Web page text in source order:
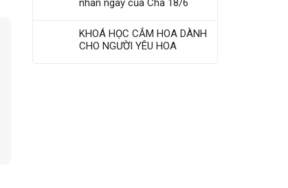
nhân ngày của Cha 18/6
KHOÁ HỌC CẮM HOA DÀNH
CHO NGƯỜI YÊU HOA